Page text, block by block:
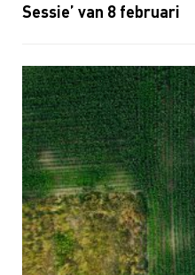
Sessie’ van 8 februari